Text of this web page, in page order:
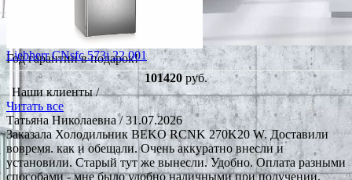
Год гарантии в подарок!
Liebherr CNsfc 573i 22 001
101420руб.
Наши клиенты /
Читать все
Татьяна Николаевна/ 31.07.2026
Заказала Холодильник BEKO RCNK 270K20 W. Доставили
вовремя. как и обещали. Очень аккуратно внесли и
установили. Старый тут же вынесли. Удобно. Оплата разными
способами - мне было удобно наличными при получении.